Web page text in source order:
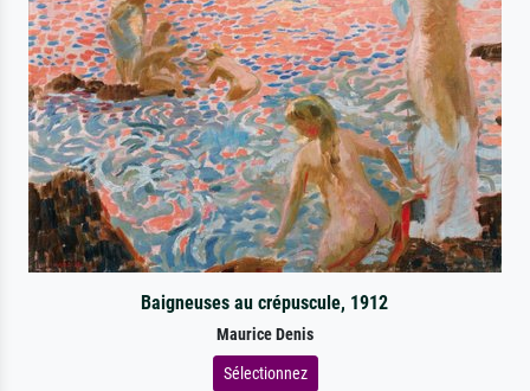
Baigneuses au crépuscule, 1912
Maurice Denis
Sélectionnez